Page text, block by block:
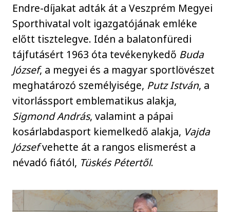
Endre-díjakat adták át a Veszprém Megyei
Sporthivatal volt igazgatójának emléke
előtt tisztelegve. Idén a balatonfüredi
tájfutásért 1963 óta tevékenykedő Buda
József, a megyei és a magyar sportlövészet
meghatározó személyisége, Putz István, a
vitorlássport emblematikus alakja,
Sigmond András, valamint a pápai
kosárlabdasport kiemelkedő alakja, Vajda
Józsefvehette át a rangos elismerést a
névadó fiától, Tüskés Pétertől.